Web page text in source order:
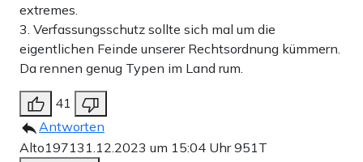
extremes.
3. Verfassungsschutz sollte sich mal um die
eigentlichen Feinde unserer Rechtsordnung kümmern.
Da rennen genug Typen im Land rum.
41
Antworten
Alto197131.12.2023 um 15:04 Uhr951T